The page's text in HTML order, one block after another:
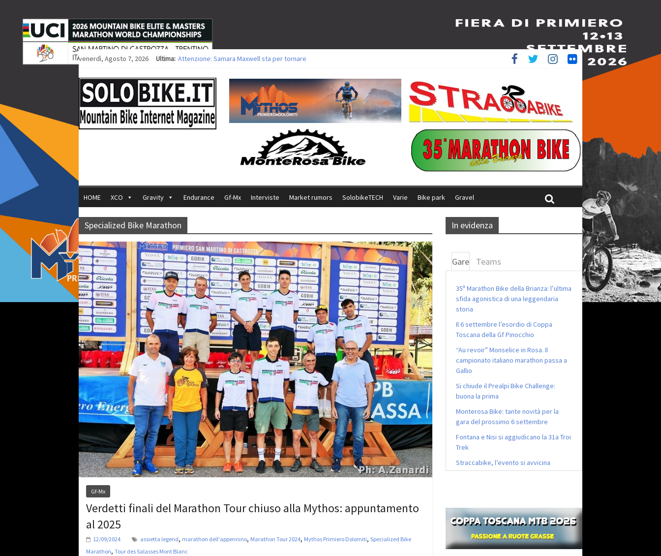
venerdì, Agosto 7, 2026 Ultima: Attenzione: Samara Maxwell sta per tornare
Europei XCO: vittorie per Ghibaudo, Grossmann e Gallis. Signorelli 5^ la migliore tra gli italiani
35ª Marathon Bike della Brianza: l’ultima sfida agonistica di una leggendaria storia
Europei MTB: il Team Relay firma il secondo argento azzurro a Monteceneri
HOME XCO Gravity Endurance Gf-Mx Interviste Market rumors SolobikeTECH Varie Bike park Gravel
Specialized Bike Marathon
Gf-Mx
Verdetti finali del Marathon Tour chiuso alla Mythos: appuntamento
al 2025
12/09/2024 assietta legend, marathon dell'appennino, Marathon Tour 2024, Mythos Primiero Dolomiti, Specialized Bike
Marathon, Tour des Salasses Mont Blanc
In evidenza
Gare Teams
35ª Marathon Bike della Brianza: l’ultima
sfida agonistica di una leggendaria
storia
Il 6 settembre l’esordio di Coppa
Toscana della Gf Pinocchio
“Au revoir” Monselice in Rosa. Il
campionato italiano marathon passa a
Gallio
Si chiude il Prealpi Bike Challenge:
buona la prima
Monterosa Bike: tante novità per la
gara del prossimo 6 settembre
Fontana e Nisi si aggiudicano la 31a Troi
Trek
Straccabike, l’evento si avvicina